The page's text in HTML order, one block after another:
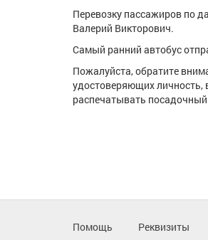
Перевозку пассажиров по
Валерий Викторович.
Самый ранний автобус
Пожалуйста, обратите
удостоверяющих личность,
распечатывать
Помощь Реквизиты